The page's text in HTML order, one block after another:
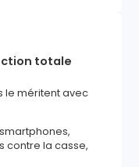
totale
le méritent avec
contre la casse,